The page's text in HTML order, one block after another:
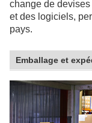
change de devises
et des logiciels,
pays.
Emballage et